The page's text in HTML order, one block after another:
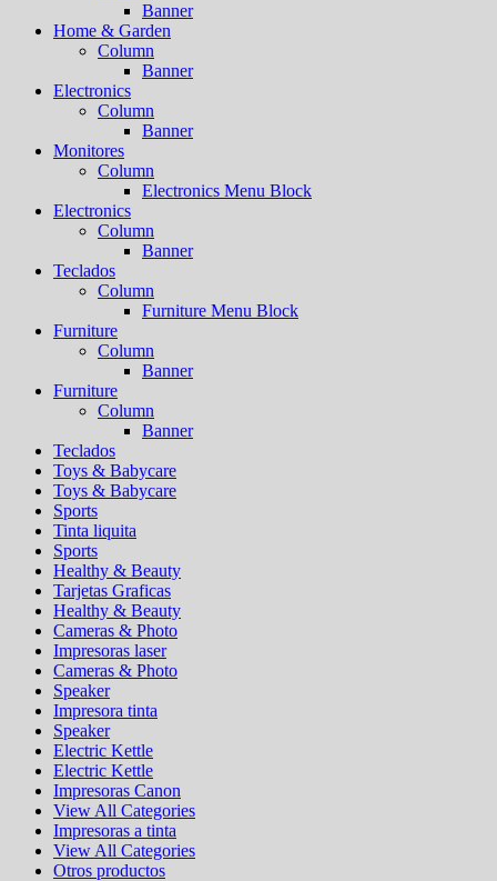
Banner
Home & Garden
Column
Banner
Electronics
Column
Banner
Monitores
Column
Electronics Menu Block
Electronics
Column
Banner
Teclados
Column
Furniture Menu Block
Furniture
Column
Banner
Furniture
Column
Banner
Teclados
Toys & Babycare
Toys & Babycare
Sports
Tinta liquita
Sports
Healthy & Beauty
Tarjetas Graficas
Healthy & Beauty
Cameras & Photo
Impresoras laser
Cameras & Photo
Speaker
Impresora tinta
Speaker
Electric Kettle
Electric Kettle
Impresoras Canon
View All Categories
Impresoras a tinta
View All Categories
Otros productos